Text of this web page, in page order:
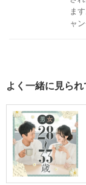
ま
ャ
よく一緒に見ら